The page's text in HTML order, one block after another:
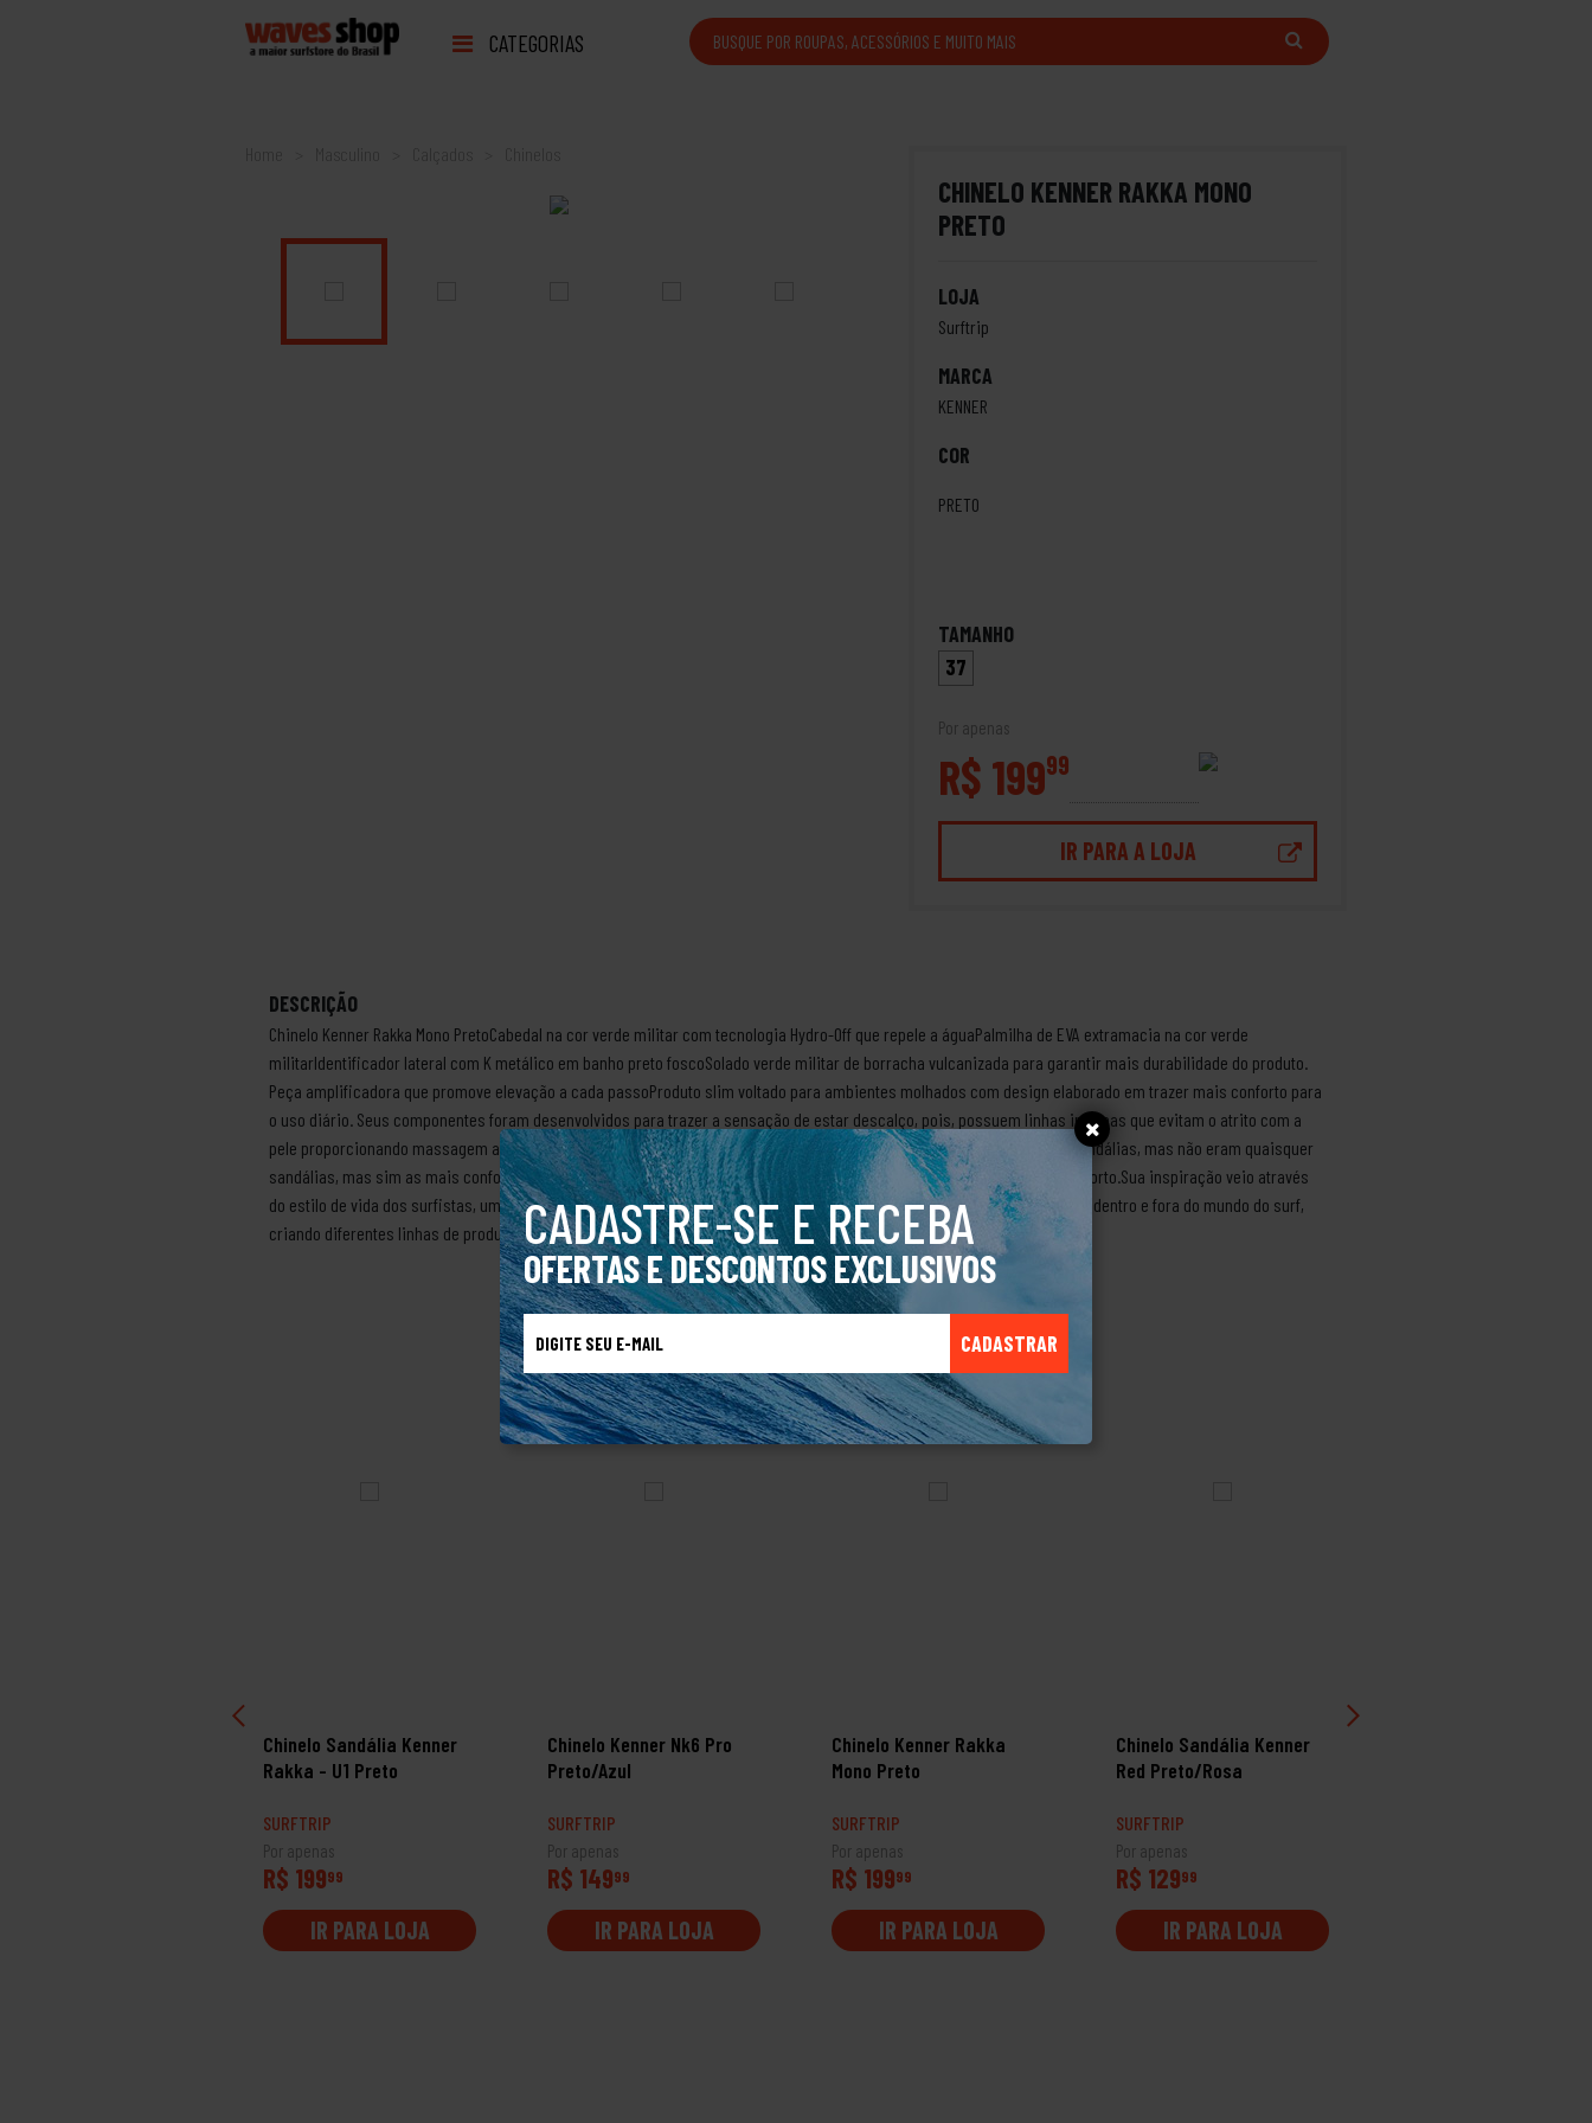
CADASTRE-SE E RECEBA
OFERTAS E DESCONTOS EXCLUSIVOS
CADASTRAR
CATEGORIAS
Home
CHINELO KENNER RAKKA MONO
PRETO
LOJA
Surftrip
MARCA
KENNER
COR
PRETO
TAMANHO
37
Por apenas
R$ 19999
IR PARA A LOJA
DESCRIÇÃO
Chinelo Kenner Rakka Mono PretoCabedal na cor verde militar com tecnologia Hydro-Off que repele a águaPalmilha de EVA extramacia na cor verde
militarIdentificador lateral com K metálico em banho preto foscoSolado verde militar de borracha vulcanizada para garantir mais durabilidade do produto.
Peça amplificadora que promove elevação a cada passoProduto slim voltado para ambientes molhados com design elaborado em trazer mais conforto para
o uso diário. Seus componentes foram desenvolvidos para trazer a sensação de estar descalço, pois, possuem linhas internas que evitam o atrito com a
pele proporcionando massagem ao caminhar.Sobre a marca KennerEm 1988 Peter Saimon teve a grande ideia de criar sandálias, mas não eram quaisquer
sandálias, mas sim as mais confortáveis, tendo como principal item as palmilhas macias que proporcionam grande conforto.Sua inspiração veio através
do estilo de vida dos surfistas, um estilo jovem e praiano. Com o crescimento da marca a Kenner passou a ser conhecida dentro e fora do mundo do surf,
criando diferentes linhas de produtos e acessórios.Produto Original.
TALVEZ VOCÊ TAMBÉM GOSTE
Chinelo Sandália Kenner
Rakka - U1 Preto
SURFTRIP
Por apenas
R$ 19999
IR PARA LOJA
Chinelo Kenner Nk6 Pro
Preto/Azul
SURFTRIP
Por apenas
R$ 14999
IR PARA LOJA
Chinelo Kenner Rakka
Mono Preto
SURFTRIP
Por apenas
R$ 19999
IR PARA LOJA
Chinelo Sandália Kenner
Red Preto/Rosa
SURFTRIP
Por apenas
R$ 12999
IR PARA LOJA